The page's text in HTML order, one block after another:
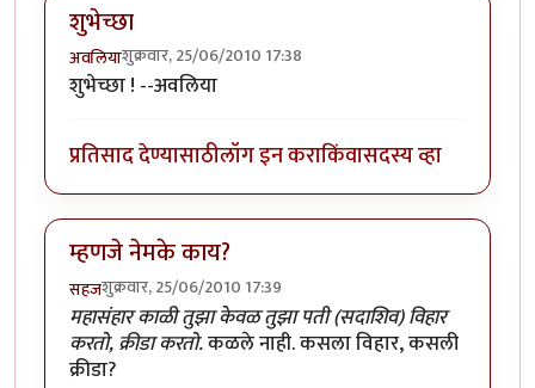
शुभेच्छा
अवलियाशुक्रवार, 25/06/2010 17:38
शुभेच्छा ! --अवलिया
प्रतिसाद देण्यासाठीलॉग इन कराकिंवासदस्य व्हा
म्हणजे नेमके काय?
सहजशुक्रवार, 25/06/2010 17:39
महासंहार काळी तुझा केवळ तुझा पती (सदाशिव) विहार
करतो, क्रीडा करतो.कळले नाही. कसला विहार, कसली
क्रीडा?